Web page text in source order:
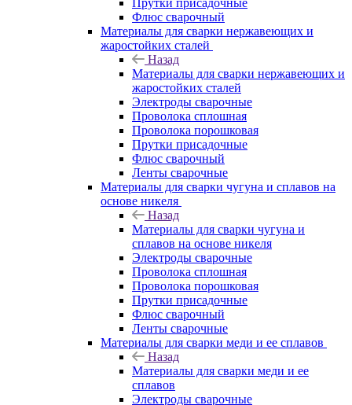
Прутки присадочные
Флюс сварочный
Материалы для сварки нержавеющих и
жаростойких сталей
Назад
Материалы для сварки нержавеющих и
жаростойких сталей
Электроды сварочные
Проволока сплошная
Проволока порошковая
Прутки присадочные
Флюс сварочный
Ленты сварочные
Материалы для сварки чугуна и сплавов на
основе никеля
Назад
Материалы для сварки чугуна и
сплавов на основе никеля
Электроды сварочные
Проволока сплошная
Проволока порошковая
Прутки присадочные
Флюс сварочный
Ленты сварочные
Материалы для сварки меди и ее сплавов
Назад
Материалы для сварки меди и ее
сплавов
Электроды сварочные